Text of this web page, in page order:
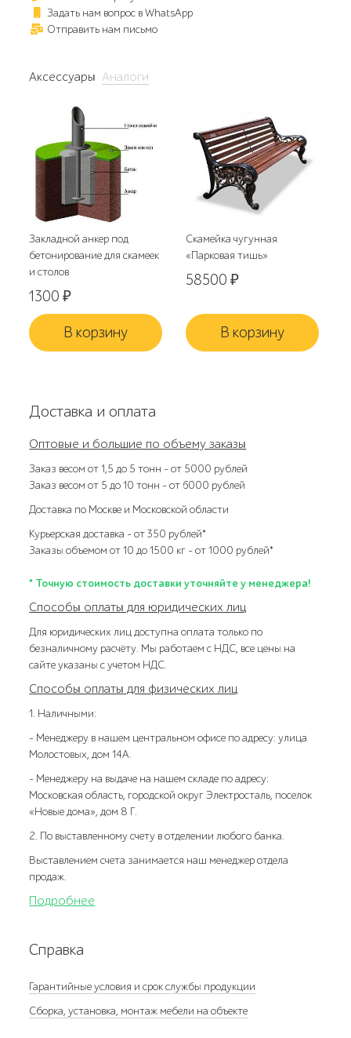
Задать нам вопрос в WhatsApp
Отправить нам письмо
Аксессуары Аналоги
Закладной анкер под
бетонирование для скамеек
и столов
1300₽
В корзину
Скамейка чугунная
«Парковая тишь»
58500₽
В корзину
Доставка и оплата
Оптовые и большие по объему заказы
Заказ весом от 1,5 до 5 тонн – от 5000 рублей
Заказ весом от 5 до 10 тонн – от 6000 рублей
Доставка по Москве и Московской области
Курьерская доставка – от 350 рублей*
Заказы объемом от 10 до 1500 кг – от 1000 рублей*
* Точную стоимость доставки уточняйте у менеджера!
Способы оплаты для юридических лиц
Для юридических лиц доступна оплата только по
безналичному расчёту. Мы работаем с НДС, все цены на
сайте указаны с учетом НДС.
Способы оплаты для физических лиц
1. Наличными:
- Менеджеру в нашем центральном офисе по адресу: улица
Молостовых, дом 14А.
- Менеджеру на выдаче на нашем складе по адресу:
Московская область, городской округ Электросталь, поселок
«Новые дома», дом 8 Г.
2. По выставленному счету в отделении любого банка.
Выставлением счета занимается наш менеджер отдела
продаж.
Подробнее
Справка
Гарантийные условия и срок службы продукции
Сборка, установка, монтаж мебели на объекте